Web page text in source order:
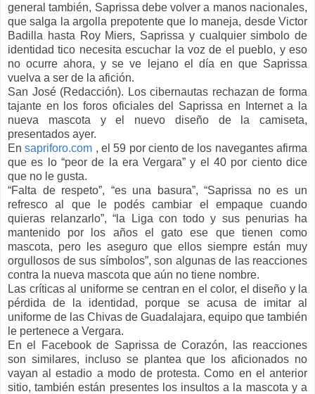
general también, Saprissa debe volver a manos nacionales,
que salga la argolla prepotente que lo maneja, desde Victor
Badilla hasta Roy Miers, Saprissa y cualquier simbolo de
identidad tico necesita escuchar la voz de el pueblo, y eso
no ocurre ahora, y se ve lejano el día en que Saprissa
vuelva a ser de la afición.
San José (Redacción). Los cibernautas rechazan de forma
tajante en los foros oficiales del Saprissa en Internet a la
nueva mascota y el nuevo diseño de la camiseta,
presentados ayer.
Ensapriforo.com , el 59 por ciento de los navegantes afirma
que es lo “peor de la era Vergara” y el 40 por ciento dice
que no le gusta.
“Falta de respeto”, “es una basura”, “Saprissa no es un
refresco al que le podés cambiar el empaque cuando
quieras relanzarlo”, “la Liga con todo y sus penurias ha
mantenido por los años el gato ese que tienen como
mascota, pero les aseguro que ellos siempre están muy
orgullosos de sus símbolos”, son algunas de las reacciones
contra la nueva mascota que aún no tiene nombre.
Las críticas al uniforme se centran en el color, el diseño y la
pérdida de la identidad, porque se acusa de imitar al
uniforme de las Chivas de Guadalajara, equipo que también
le pertenece a Vergara.
En el Facebook de Saprissa de Corazón, las reacciones
son similares, incluso se plantea que los aficionados no
vayan al estadio a modo de protesta. Como en el anterior
sitio, también están presentes los insultos a la mascota y a